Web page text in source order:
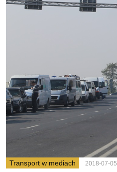
Transport w mediach 2018-07-05